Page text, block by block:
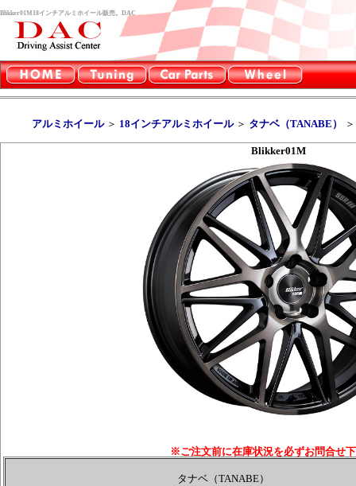
Blikker01M18インチアルミホイール販売。DAC
アルミホイール＞ 18インチアルミホイール＞ タナベ（TANABE）
Blikker01M
※ご注文前に在庫状況を必ずお問合せ
タナベ（TANABE）